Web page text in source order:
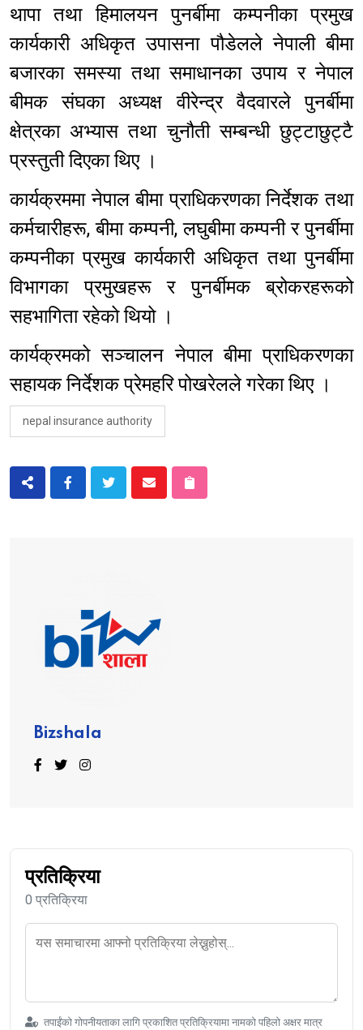
थापा तथा हिमालयन पुनर्बीमा कम्पनीका प्रमुख
कार्यकारी अधिकृत उपासना पौडेलले नेपाली बीमा
बजारका समस्या तथा समाधानका उपाय र नेपाल
बीमक संघका अध्यक्ष वीरेन्द्र वैदवारले पुनर्बीमा
क्षेत्रका अभ्यास तथा चुनौती सम्बन्धी छुट्टाछुट्टै
प्रस्तुती दिएका थिए ।
कार्यक्रममा नेपाल बीमा प्राधिकरणका निर्देशक तथा
कर्मचारीहरू, बीमा कम्पनी, लघुबीमा कम्पनी र पुनर्बीमा
कम्पनीका प्रमुख कार्यकारी अधिकृत तथा पुनर्बीमा
विभागका प्रमुखहरू र पुनर्बीमक ब्रोकरहरूको
सहभागिता रहेको थियो ।
कार्यक्रमको सञ्चालन नेपाल बीमा प्राधिकरणका
सहायक निर्देशक प्रेमहरि पोखरेलले गरेका थिए ।
nepal insurance authority
Bizshala
प्रतिक्रिया
0 प्रतिक्रिया
तपाईंको गोपनीयताका लागि प्रकाशित प्रतिक्रियामा नामको पहिलो अक्षर मात्र